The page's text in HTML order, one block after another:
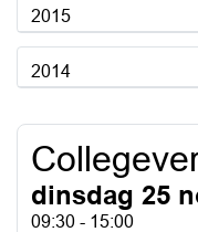
2015
2014
dinsdag 25
09:30 - 15:00